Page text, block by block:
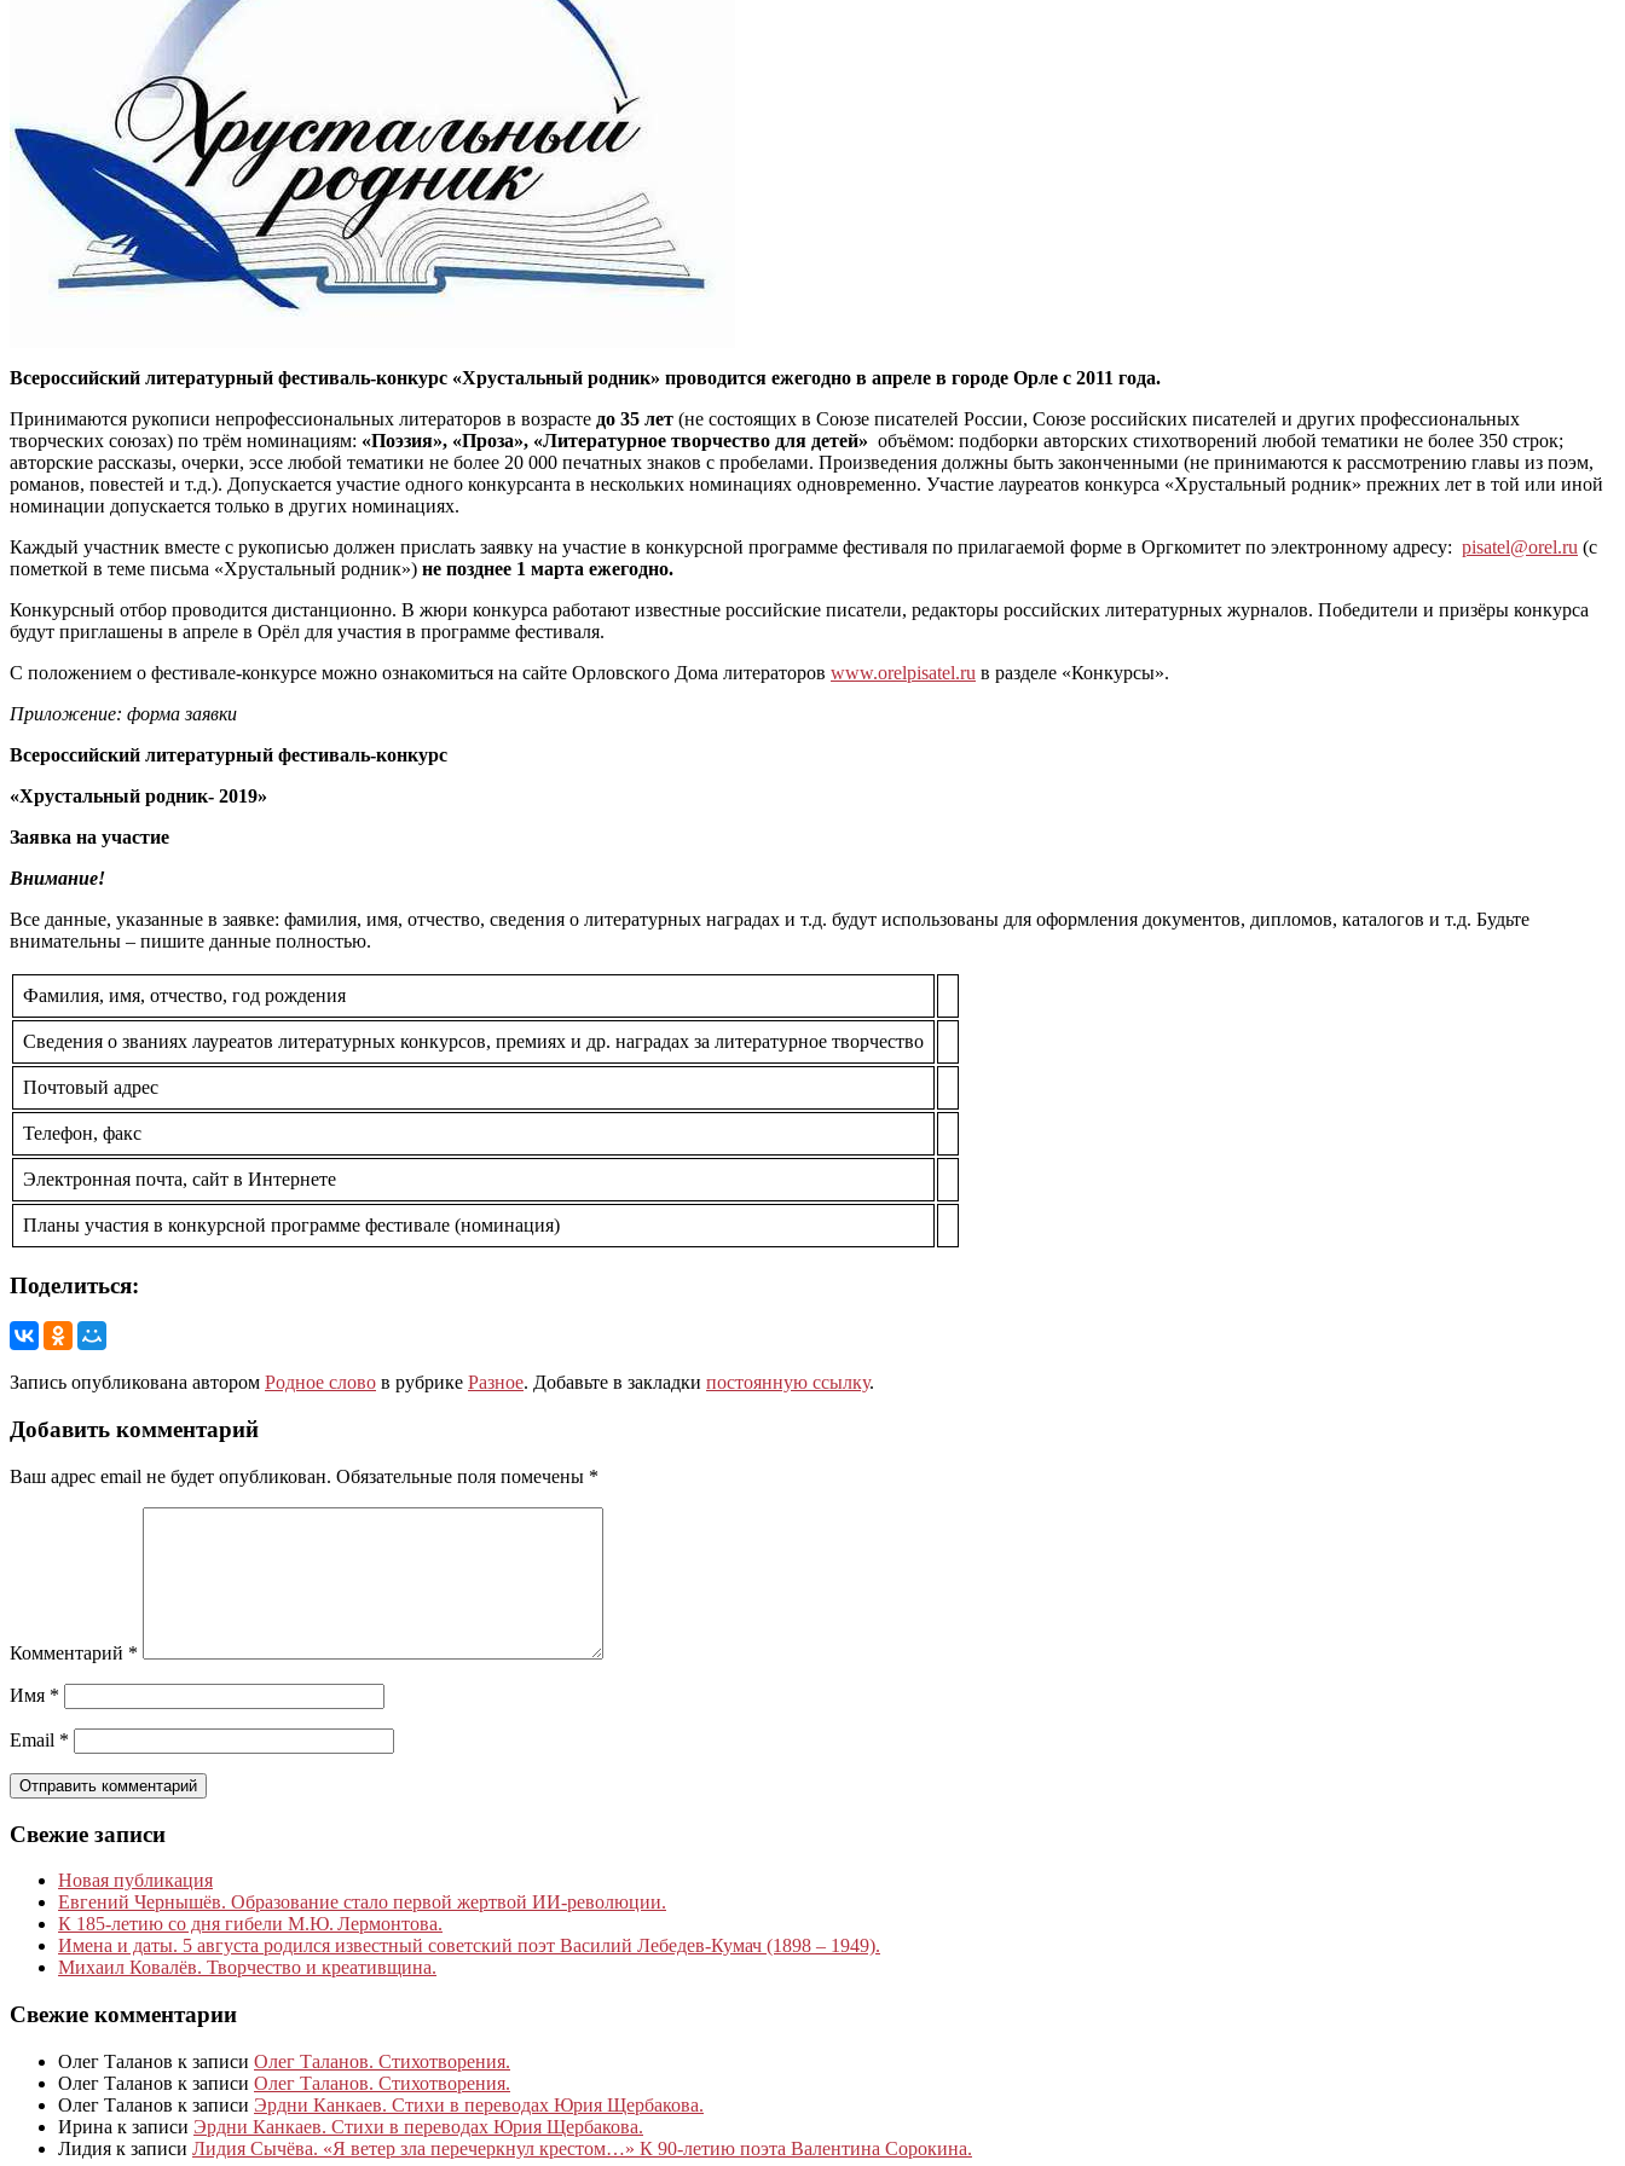
Всероссийский литературный фестиваль-конкурс «Хрустальный родник» проводится ежегодно в апреле в городе Орле с 2011 года.
Принимаются рукописи непрофессиональных литераторов в возрасте до 35 лет (не состоящих в Союзе писателей России, Союзе российских писателей и других профессиональных
творческих союзах) по трём номинациям: «Поэзия», «Проза», «Литературное творчество для детей» объёмом: подборки авторских стихотворений любой тематики не более 350 строк;
авторские рассказы, очерки, эссе любой тематики не более 20 000 печатных знаков с пробелами. Произведения должны быть законченными (не принимаются к рассмотрению главы из поэм,
романов, повестей и т.д.). Допускается участие одного конкурсанта в нескольких номинациях одновременно. Участие лауреатов конкурса «Хрустальный родник» прежних лет в той или иной
номинации допускается только в других номинациях.
Каждый участник вместе с рукописью должен прислать заявку на участие в конкурсной программе фестиваля по прилагаемой форме в Оргкомитет по электронному адресу: pisatel@orel.ru (с
пометкой в теме письма «Хрустальный родник») не позднее 1 марта ежегодно.
Конкурсный отбор проводится дистанционно. В жюри конкурса работают известные российские писатели, редакторы российских литературных журналов. Победители и призёры конкурса
будут приглашены в апреле в Орёл для участия в программе фестиваля.
С положением о фестивале-конкурсе можно ознакомиться на сайте Орловского Дома литераторов www.orelpisatel.ru в разделе «Конкурсы».
Приложение: форма заявки
Всероссийский литературный фестиваль-конкурс
«Хрустальный родник- 2019»
Заявка на участие
Внимание!
Все данные, указанные в заявке: фамилия, имя, отчество, сведения о литературных наградах и т.д. будут использованы для оформления документов, дипломов, каталогов и т.д. Будьте
внимательны – пишите данные полностью.
Фамилия, имя, отчество, год рождения
Сведения о званиях лауреатов литературных конкурсов, премиях и др. наградах за литературное творчество
Почтовый адрес
Телефон, факс
Электронная почта, сайт в Интернете
Планы участия в конкурсной программе фестивале (номинация)
Поделиться:
Запись опубликована автором Родное слово в рубрике Разное. Добавьте в закладки постоянную ссылку.
Добавить комментарий
Ваш адрес email не будет опубликован. Обязательные поля помечены *
Комментарий *
Имя *
Email *
Свежие записи
Новая публикация
Евгений Чернышёв. Образование стало первой жертвой ИИ-революции.
К 185‑летию со дня гибели М.Ю. Лермонтова.
Имена и даты. 5 августа родился известный советский поэт Василий Лебедев-Кумач (1898 – 1949).
Михаил Ковалёв. Творчество и креативщина.
Свежие комментарии
Олег Таланов к записи Олег Таланов. Стихотворения.
Олег Таланов к записи Олег Таланов. Стихотворения.
Олег Таланов к записи Эрдни Канкаев. Стихи в переводах Юрия Щербакова.
Ирина к записи Эрдни Канкаев. Стихи в переводах Юрия Щербакова.
Лидия к записи Лидия Сычёва. «Я ветер зла перечеркнул крестом…» К 90-летию поэта Валентина Сорокина.